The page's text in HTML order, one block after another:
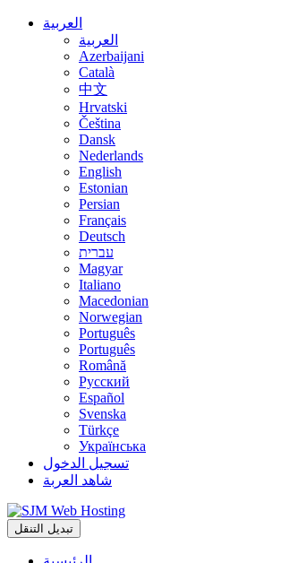
العربية
العربية
Azerbaijani
Català
中文
Hrvatski
Čeština
Dansk
Nederlands
English
Estonian
Persian
Français
Deutsch
עברית
Magyar
Italiano
Macedonian
Norwegian
Português
Português
Română
Русский
Español
Svenska
Türkçe
Українська
تسجيل الدخول
شاهد العربة
تبديل التنقل